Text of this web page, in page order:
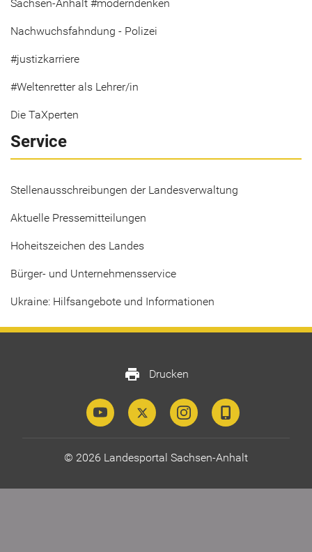
Sachsen-Anhalt #moderndenken
Nachwuchsfahndung - Polizei
#justizkarriere
#Weltenretter als Lehrer/in
Die TaXperten
Service
Stellenausschreibungen der Landesverwaltung
Aktuelle Pressemitteilungen
Hoheitszeichen des Landes
Bürger- und Unternehmensservice
Ukraine: Hilfsangebote und Informationen
print Drucken
© 2026 Landesportal Sachsen-Anhalt